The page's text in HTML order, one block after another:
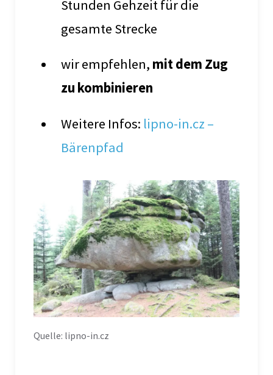
Stunden Gehzeit für die
gesamte Strecke
wir empfehlen, mit dem Zug
zu kombinieren
Weitere Infos: lipno-in.cz –
Bärenpfad
Quelle: lipno-in.cz